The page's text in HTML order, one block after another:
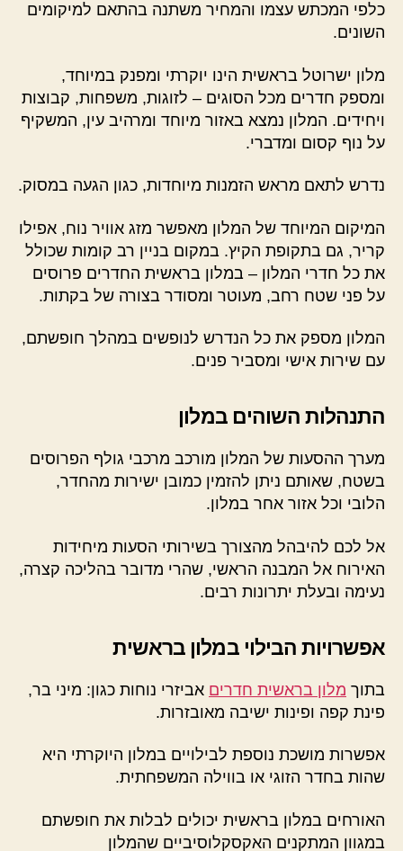
כלפי המכתש עצמו והמחיר משתנה בהתאם למיקומים
השונים.
מלון ישרוטל בראשית הינו יוקרתי ומפנק במיוחד,
ומספק חדרים מכל הסוגים – לזוגות, משפחות, קבוצות
ויחידים. המלון נמצא באזור מיוחד ומרהיב עין, המשקיף
על נוף קסום ומדברי.
נדרש לתאם מראש הזמנות מיוחדות, כגון הגעה במסוק.
המיקום המיוחד של המלון מאפשר מזג אוויר נוח, אפילו
קריר, גם בתקופת הקיץ. במקום בניין רב קומות שכולל
את כל חדרי המלון – במלון בראשית החדרים פרוסים
על פני שטח רחב, מעוטר ומסודר בצורה של בקתות.
המלון מספק את כל הנדרש לנופשים במהלך חופשתם,
עם שירות אישי ומסביר פנים.
התנהלות השוהים במלון
מערך ההסעות של המלון מורכב מרכבי גולף הפרוסים
בשטח, שאותם ניתן להזמין כמובן ישירות מהחדר,
הלובי וכל אזור אחר במלון.
אל לכם להיבהל מהצורך בשירותי הסעות מיחידות
האירוח אל המבנה הראשי, שהרי מדובר בהליכה קצרה,
נעימה ובעלת יתרונות רבים.
אפשרויות הבילוי במלון בראשית
בתוך מלון בראשית חדרים אביזרי נוחות כגון: מיני בר,
פינת קפה ופינות ישיבה מאובזרות.
אפשרות מושכת נוספת לבילויים במלון היוקרתי היא
שהות בחדר הזוגי או בווילה המשפחתית.
האורחים במלון בראשית יכולים לבלות את חופשתם
במגוון המתקנים האקסקלוסיביים שהמלון